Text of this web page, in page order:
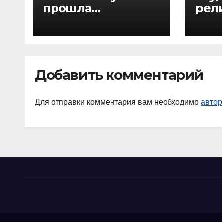
прошла
летняя
Добавить комментарий
Для отправки комментария вам необходимо